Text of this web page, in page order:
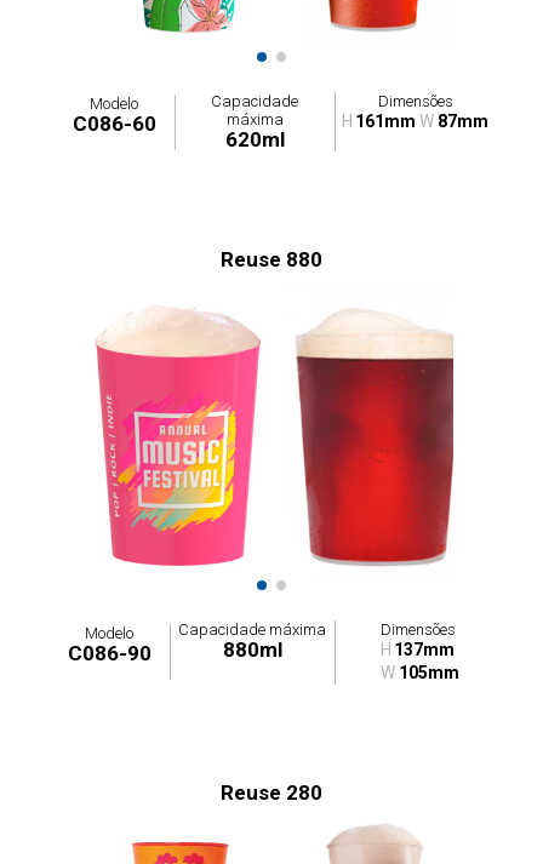
Modelo
C086-60
Capacidade
máxima
620ml
Dimensões
H 161mm W 87mm
Reuse 880
Modelo
C086-90
Capacidade máxima
880ml
Dimensões
H 137mm
W 105mm
Reuse 280